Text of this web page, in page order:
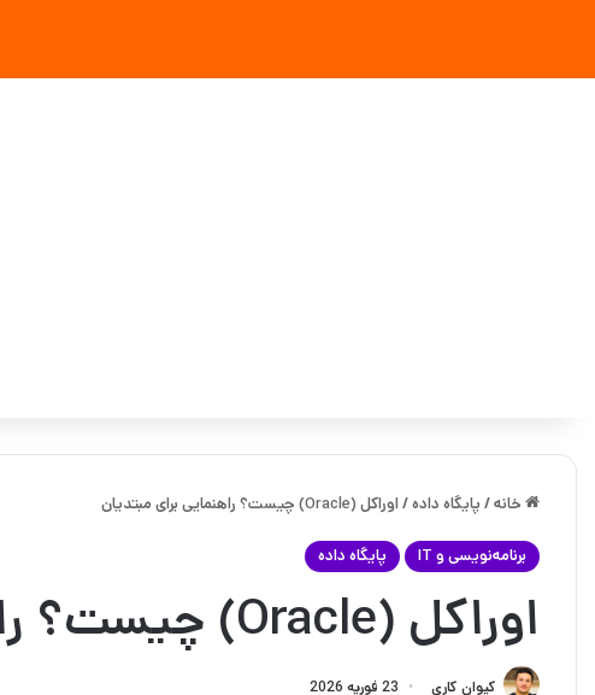
خانه/ پایگاه داده/ اوراکل (Oracle) چیست؟ راهنمایی برای مبتدیان
برنامه‌نویسی و IT پایگاه داده
اوراکل (Oracle) چیست؟ راهنمایی برای مبتدیان
کیوان کاری 23 فوریه 2026